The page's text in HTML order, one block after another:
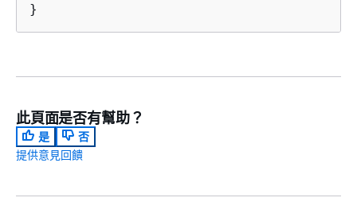
}
此頁面是否有幫助？
是
否
提供意見回饋